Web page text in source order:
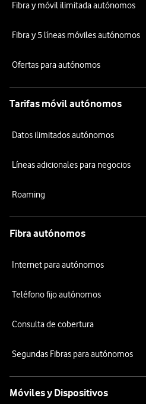
Fibra y móvil ilimitada autónomos
Fibra y 5 líneas móviles autónomos
Ofertas para autónomos
Tarifas móvil autónomos
Datos ilimitados autónomos
Líneas adicionales para negocios
Roaming
Fibra autónomos
Internet para autónomos
Teléfono fijo autónomos
Consulta de cobertura
Segundas Fibras para autónomos
Móviles y Dispositivos